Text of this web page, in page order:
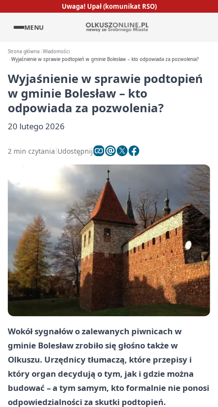
Uwaga! Upał (komunikat RSO)
MENU
Strona główna Wiadomości
Wyjaśnienie w sprawie podtopień w gminie Bolesław – kto odpowiada za pozwolenia?
Wyjaśnienie w sprawie podtopień
w gminie Bolesław – kto
odpowiada za pozwolenia?
20 lutego 2026
2 min czytania Udostępnij
Wokół sygnałów o zalewanych piwnicach w
gminie Bolesław zrobiło się głośno także w
Olkuszu. Urzędnicy tłumaczą, które przepisy i
który organ decydują o tym, jak i gdzie można
budować – a tym samym, kto formalnie nie ponosi
odpowiedzialności za skutki podtopień.